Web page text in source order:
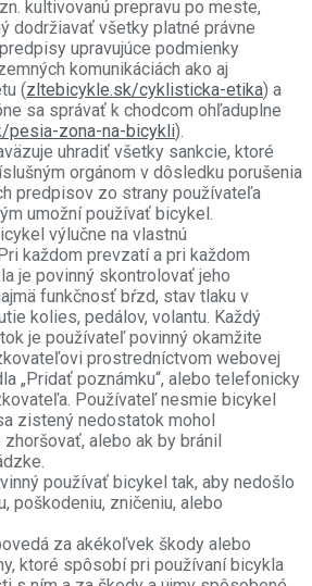
kultivovanú prepravu po meste,
dodržiavať všetky platné právne
upravujúce podmienky
komunikáciách ako aj
(zltebicykle.sk/cyklisticka-etika) a
sa správať k chodcom ohľaduplne
pesia-zona-na-bicykli).
uhradiť všetky sankcie, ktoré
orgánom v dôsledku porušenia
predpisov zo strany používateľa
umožní používať bicykel.
výlučne na vlastnú
každom prevzatí a pri každom
je povinný skontrolovať jeho
funkčnosť bŕzd, stav tlaku v
kolies, pedálov, volantu. Každý
je používateľ povinný okamžite
prostredníctvom webovej
„Pridať poznámku“, alebo telefonicky
Používateľ nesmie bicykel
zistený nedostatok mohol
alebo ak by bránil
používať bicykel tak, aby nedošlo
poškodeniu, zničeniu, alebo
za akékoľvek škody alebo
ktoré spôsobí pri používaní bicykla